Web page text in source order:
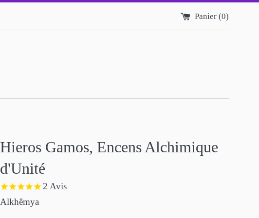
Panier (0)
Hieros Gamos, Encens Alchimique
d'Unité
2 Avis
Alkhêmya